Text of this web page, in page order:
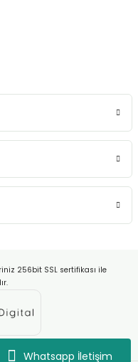
Whatsapp İletişim
256bit SSL sertifikası ile